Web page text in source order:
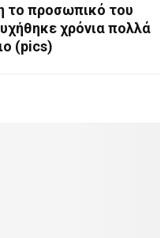
το προσωπικό του
χρόνια πολλά
(pics)